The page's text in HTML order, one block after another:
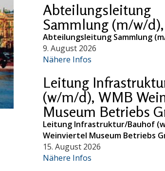
Abteilungsleitung
Sammlung (m/w/
Abteilungsleitung Sammlung
9. August 2026
Nähere Infos
Leitung
(w/m/d), WMB
Museum Betriebs
Leitung Infrastruktur/Bauhof
Weinviertel Museum Betriebs
15. August 2026
Nähere Infos